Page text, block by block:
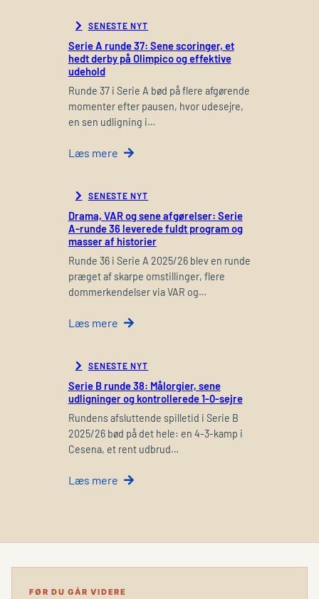
SENESTE NYT
Serie A runde 37: Sene scoringer, et
hedt derby på Olimpico og effektive
udehold
Runde 37 i Serie A bød på flere afgørende
momenter efter pausen, hvor udesejre,
en sen udligning i…
Læs mere
SENESTE NYT
Drama, VAR og sene afgørelser: Serie
A-runde 36 leverede fuldt program og
masser af historier
Runde 36 i Serie A 2025/26 blev en runde
præget af skarpe omstillinger, flere
dommerkendelser via VAR og…
Læs mere
SENESTE NYT
Serie B runde 38: Målorgier, sene
udligninger og kontrollerede 1-0-sejre
Rundens afsluttende spilletid i Serie B
2025/26 bød på det hele: en 4-3-kamp i
Cesena, et rent udbrud…
Læs mere
FØR DU GÅR VIDERE